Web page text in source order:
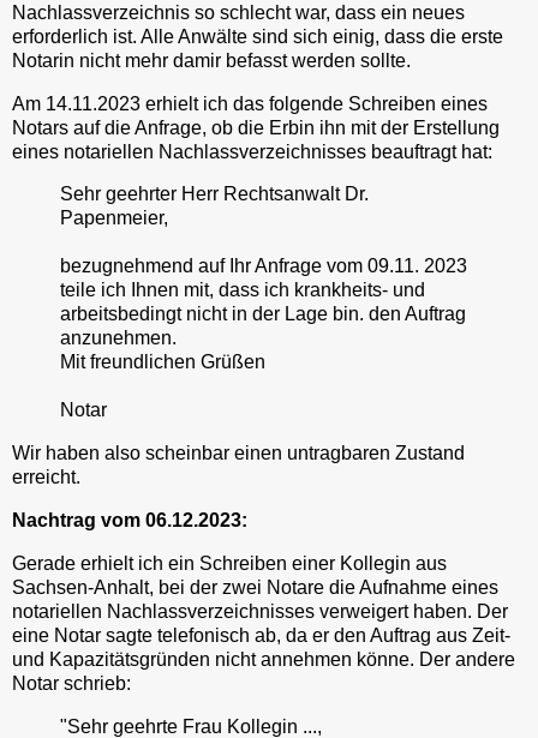
Nachlassverzeichnis so schlecht war, dass ein neues
erforderlich ist. Alle Anwälte sind sich einig, dass die erste
Notarin nicht mehr damir befasst werden sollte.
Am 14.11.2023 erhielt ich das folgende Schreiben eines
Notars auf die Anfrage, ob die Erbin ihn mit der Erstellung
eines notariellen Nachlassverzeichnisses beauftragt hat:
Sehr geehrter Herr Rechtsanwalt Dr.
Papenmeier,
bezugnehmend auf Ihr Anfrage vom 09.11. 2023
teile ich Ihnen mit, dass ich krankheits- und
arbeitsbedingt nicht in der Lage bin. den Auftrag
anzunehmen.
Mit freundlichen Grüßen
Notar
Wir haben also scheinbar einen untragbaren Zustand
erreicht.
Nachtrag vom 06.12.2023:
Gerade erhielt ich ein Schreiben einer Kollegin aus
Sachsen-Anhalt, bei der zwei Notare die Aufnahme eines
notariellen Nachlassverzeichnisses verweigert haben. Der
eine Notar sagte telefonisch ab, da er den Auftrag aus Zeit-
und Kapazitätsgründen nicht annehmen könne. Der andere
Notar schrieb:
"Sehr geehrte Frau Kollegin ...,